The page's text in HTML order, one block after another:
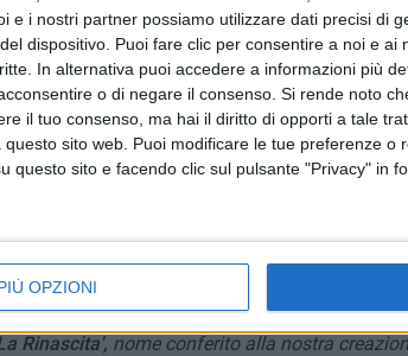
e i nostri partner possiamo utilizzare dati precisi di
dispositivo. Puoi fare clic per consentire a noi e
In alternativa puoi accedere a informazioni più
o di negare il consenso. Si rende noto
il tuo consenso, ma hai il diritto di opporti a tale
sito web. Puoi modificare le tue preferenze o
questo sito e facendo clic sul pulsante "Privacy" in
OPZIONI
Speciali". Entrambe al terzo anno
"La Rinascita" , un antipasto attraverso"il
ricerca dei prodotti del territorio che abbiamo
odori e i sapori del nostro territorio."La torta
della Murgia pugliese, con
scaglie di mandorle, elemento
per occhi e palato, accompagnata da una
presentata da
come nella vita, ciò che conta non è il non
gli imprevisti con spirito di iniziativa e
dalla necessità Ed è stata proprio la
Rinascita', nome conferito alla nostra